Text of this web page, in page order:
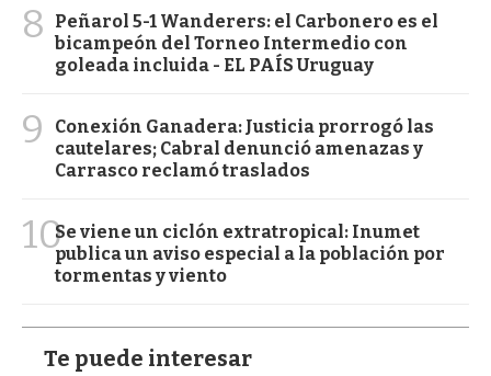
8
Peñarol 5-1 Wanderers: el Carbonero es el
bicampeón del Torneo Intermedio con
goleada incluida - EL PAÍS Uruguay
9
Conexión Ganadera: Justicia prorrogó las
cautelares; Cabral denunció amenazas y
Carrasco reclamó traslados
10Se viene un ciclón extratropical: Inumet
publica un aviso especial a la población por
tormentas y viento
Te puede interesar